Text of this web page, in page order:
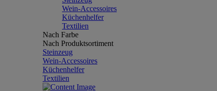
Wein-Accessoires
Küchenhelfer
Textilien
Nach Farbe
Nach Produktsortiment
Steinzeug
Wein-Accessoires
Küchenhelfer
Textilien